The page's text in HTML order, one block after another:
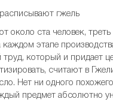
около ста человек,
этапе
труд, который и придает
считают в
Нет ни одного
предмет абсолютно